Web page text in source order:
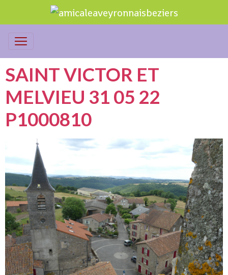
SAINT VICTOR ET
MELVIEU 31 05 22
P1000810